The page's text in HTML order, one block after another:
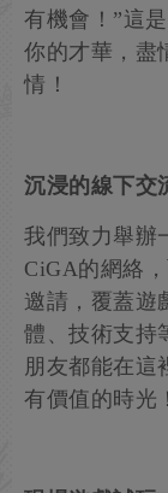
有機會！”這
你的才華，盡
情！
沉浸的線下交
我們致力舉辦
CiGA的網絡
邀請，覆蓋遊
體、技術支持
朋友都能在這
有價值的時光！